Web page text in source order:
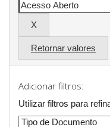
Retornar valores
Adicionar filtros:
Utilizar filtros para